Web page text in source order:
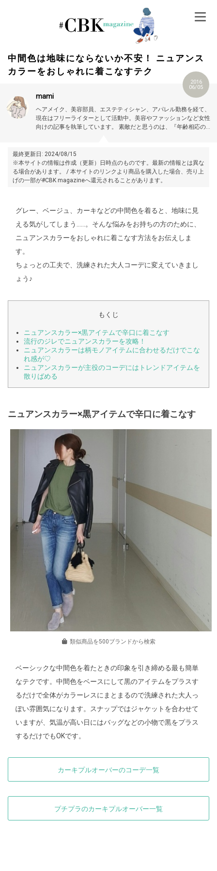
中間色は地味にならないか不安！ ニュアンス
カラーをおしゃれに着こなすテク
2016
06/05
mami
ヘアメイク、美容部員、エステティシャン、アパレル勤務を経て、
現在はフリーライターとして活動中。美容やファッションなど女性
向けの記事を執筆しています。
素敵だと思うのは、『年齢相応の美
最終更新日: 2024/08/15
※本サイトの情報は作成（更新）日時点のものです。最新の情報とは異な
る場合があります。 / 本サイトのリンクより商品を購入した場合、売り上
げの一部が#CBK magazineへ還元されることがあります。
グレー、ベージュ、カーキなどの中間色を着ると、地味に見
える気がしてしまう……。そんな悩みをお持ちの方のために、
ニュアンスカラーをおしゃれに着こなす方法をお伝えしま
す。
ちょっとの工夫で、洗練された大人コーデに変えていきまし
ょう♪
もくじ
ニュアンスカラー×黒アイテムで辛口に着こなす
流行のジレでニュアンスカラーを攻略！
ニュアンスカラーは柄モノアイテムに合わせるだけでこな
れ感が♡
ニュアンスカラーが主役のコーデにはトレンドアイテムを
散りばめる
ニュアンスカラー×黒アイテムで辛口に着こなす
類似商品を500ブランドから検索
ベーシックな中間色を着たときの印象を引き締める最も簡単
なテクです。中間色をベースにして黒のアイテムをプラスす
るだけで全体がカラーレスにまとまるので洗練された大人っ
ぽい雰囲気になります。スナップではジャケットを合わせて
いますが、気温が高い日にはバッグなどの小物で黒をプラス
するだけでもOKです。
カーキプルオーバーのコーデ一覧
プチプラのカーキプルオーバー一覧